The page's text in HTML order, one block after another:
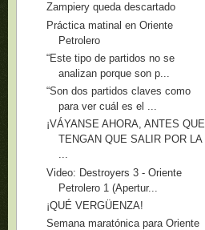
Zampiery queda descartado
Práctica matinal en Oriente
Petrolero
“Este tipo de partidos no se
analizan porque son p...
“Son dos partidos claves como
para ver cuál es el ...
¡VÁYANSE AHORA, ANTES QUE
TENGAN QUE SALIR POR LA
...
Video: Destroyers 3 - Oriente
Petrolero 1 (Apertur...
¡QUÉ VERGÜENZA!
Semana maratónica para Oriente